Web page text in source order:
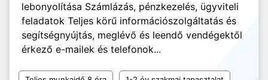
lebonyolítása Számlázás, pénzkezelés, ügyviteli
feladatok Teljes körű információszolgáltatás és
segítségnyújtás, meglévő és leendő vendégektől
érkező e-mailek és telefonok...